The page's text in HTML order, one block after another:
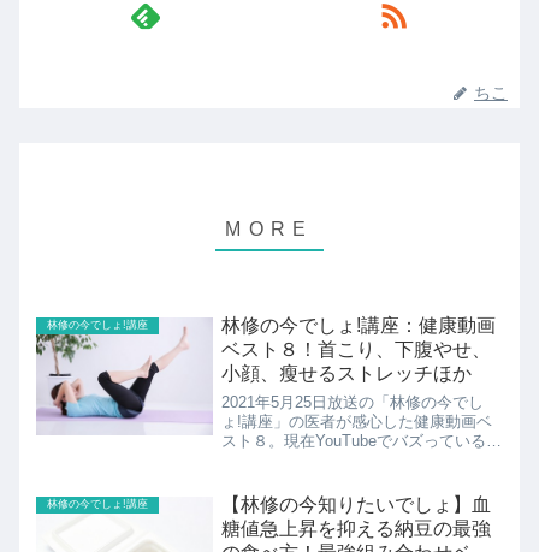
ちこ
林修の今でしょ!講座
林修の今でしょ!講座：健康動画
ベスト８！首こり、下腹やせ、
小顔、瘦せるストレッチほか
2021年5月25日放送の「林修の今でし
ょ!講座」の医者が感心した健康動画ベ
スト８。現在YouTubeでバズっている健
林修の今でしょ!講座
【林修の今知りたいでしょ】血
糖値急上昇を抑える納豆の最強